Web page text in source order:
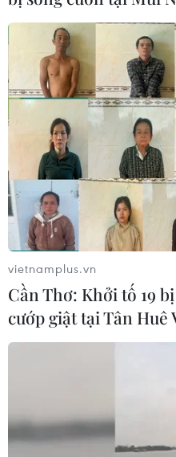
vietnamplus.vn
Cần Thơ: Khởi tố 19
cướp giật tại Tân Huê